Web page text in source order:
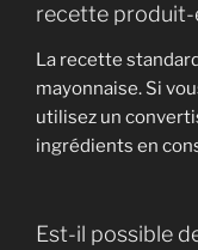
recette produit-
La recette
mayonnaise. Si
utilisez un
ingrédients en
Est-il possible